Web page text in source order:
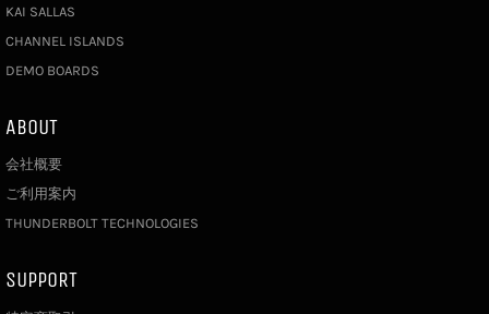
KAI SALLAS
CHANNEL ISLANDS
DEMO BOARDS
ABOUT
会社概要
ご利用案内
THUNDERBOLT TECHNOLOGIES
SUPPORT